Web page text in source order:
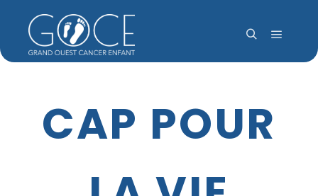
Menu
CAP POUR